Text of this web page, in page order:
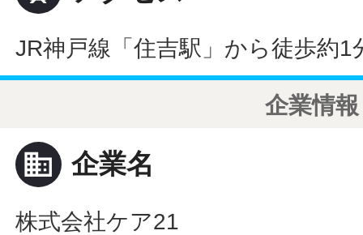
JR神戸線「住吉駅」から徒歩約1
企業情報
business 企業名
株式会社ケア21